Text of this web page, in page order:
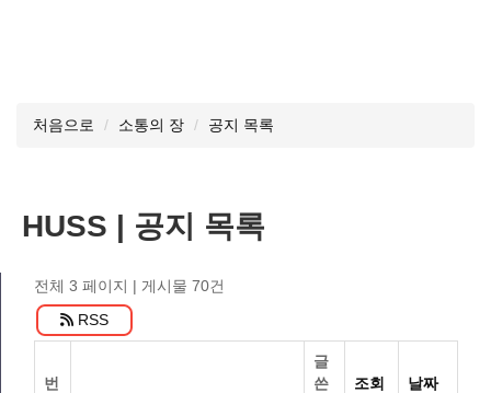
처음으로 소통의 장 공지 목록
HUSS | 공지 목록
전체 3 페이지 | 게시물 70건
RSS
번
글
쓴
조회 날짜